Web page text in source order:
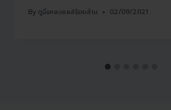
By กูนี่แหละเซลล์ร้อยล้าน 02/09/2021